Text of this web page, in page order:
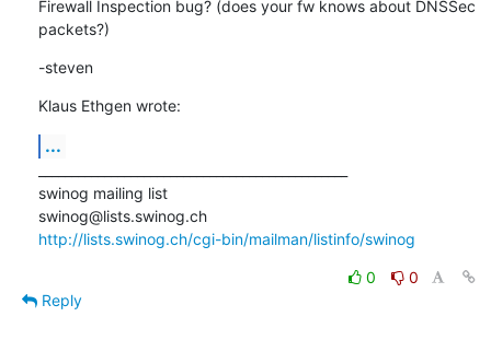
Firewall Inspection bug? (does your fw knows about DNSSec
packets?)
-steven
Klaus Ethgen wrote:
...
swinog mailing list
swinog@lists.swinog.ch
http://lists.swinog.ch/cgi-bin/mailman/listinfo/swinog
0
0
Reply